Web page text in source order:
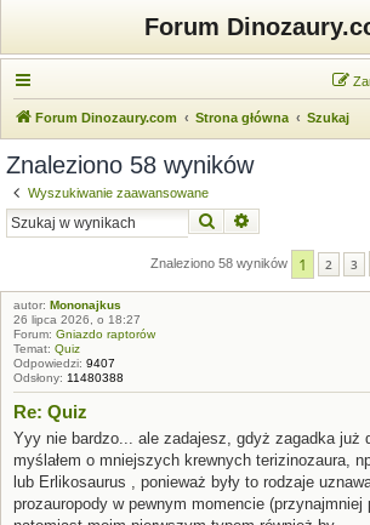
Forum
Forum Dinozaury.com Strona główna Szukaj
Znaleziono 58 wyników
Wyszukiwanie zaawansowane
Szukaj
Znaleziono 58 wyników 1 2 3
autor: Mononajkus
26 lipca 2026, o 18:27
Forum: Gniazdo raptorów
Temat: Quiz
Odpowiedzi: 9407
Odsłony: 11480388
Re: Quiz
Yyy nie bardzo... ale zadajesz, gdyż zagadka już
myślałem o mniejszych krewnych terizinozaura,
lub Erlikosaurus , ponieważ były to rodzaje
prozauropody w pewnym momencie (przynajmniej